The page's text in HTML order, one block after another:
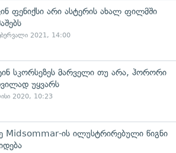
ფენიქსი არი ასტერის ახალ ფილმში
2021, 14:00
სკორსეზეს მარველი თუ არა, ჰორორი
უყვარს
2020, 10:23
Midsommar-ის ილუსტრირებული წიგნი